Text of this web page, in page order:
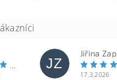
JZ
17.3.2026